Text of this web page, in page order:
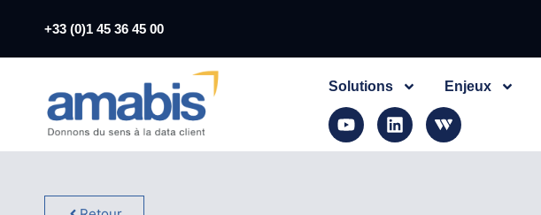
+33 (0)1 45 36 45 00
Solutions Enjeux